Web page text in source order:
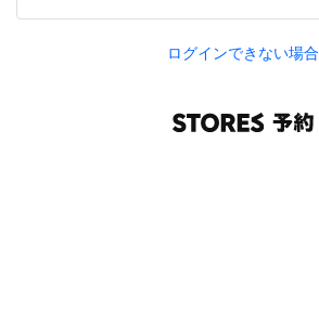
ログインできない場合